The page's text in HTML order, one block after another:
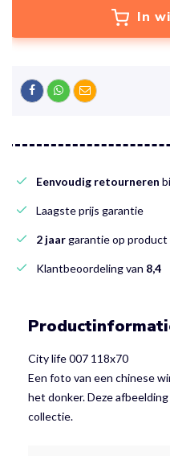
In
Eenvoudig retourneren
Laagste prijs garantie
2 jaargarantie op product
Klantbeoordeling van 8,4
City life 007 118x70
Een foto van een chinese
het donker. Deze
collectie.